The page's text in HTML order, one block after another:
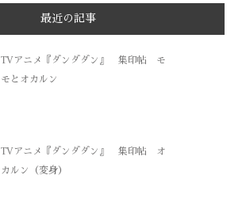
最近の記事
TVアニメ『ダンダダン』 集印帖 モ
モとオカルン
TVアニメ『ダンダダン』 集印帖 オ
カルン（変身）